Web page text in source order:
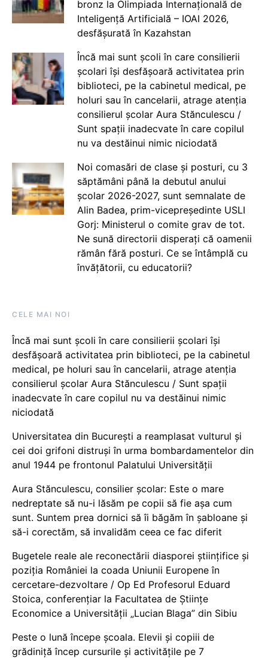
bronz la Olimpiada Internațională de
Inteligență Artificială – IOAI 2026,
desfășurată în Kazahstan
Încă mai sunt școli în care consilierii
școlari își desfășoară activitatea prin
biblioteci, pe la cabinetul medical, pe
holuri sau în cancelarii, atrage atenția
consilierul școlar Aura Stănculescu /
Sunt spații inadecvate în care copilul
nu va destăinui nimic niciodată
Noi comasări de clase și posturi, cu 3
săptămâni până la debutul anului
școlar 2026-2027, sunt semnalate de
Alin Badea, prim-vicepreședinte USLI
Gorj: Ministerul o comite grav de tot.
Ne sună directorii disperați că oamenii
rămân fără posturi. Ce se întâmplă cu
învățătorii, cu educatorii?
CELE MAI NOI
Încă mai sunt școli în care consilierii școlari își
desfășoară activitatea prin biblioteci, pe la cabinetul
medical, pe holuri sau în cancelarii, atrage atenția
consilierul școlar Aura Stănculescu / Sunt spații
inadecvate în care copilul nu va destăinui nimic
niciodată
Universitatea din București a reamplasat vulturul și
cei doi grifoni distruși în urma bombardamentelor din
anul 1944 pe frontonul Palatului Universității
Aura Stănculescu, consilier școlar: Este o mare
nedreptate să nu-i lăsăm pe copii să fie așa cum
sunt. Suntem prea dornici să îi băgăm în șabloane și
să-i corectăm, să invalidăm ceea ce fac diferit
Bugetele reale ale reconectării diasporei științifice și
poziția României la coada Uniunii Europene în
cercetare-dezvoltare / Op Ed Profesorul Eduard
Stoica, conferențiar la Facultatea de Științe
Economice a Universității „Lucian Blaga” din Sibiu
Peste o lună începe școala. Elevii și copiii de
grădiniță încep cursurile și activitățile pe 7